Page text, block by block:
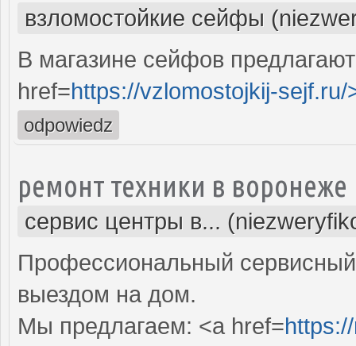
взломостойкие сейфы
В магазине сейфов
href=https://vzlomostojkij-sejf.ru/
odpowiedz
ремонт техники в воронеже
сервис центры в...
Профессиональный
выездом на дом.
Мы предлагаем: <a href=